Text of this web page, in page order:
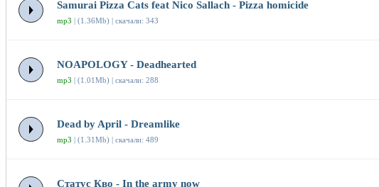
Samurai Pizza Cats feat Nico Sallach - Pizza homicide
mp3 | (1.36Mb) | скачали: 343
NOAPOLOGY - Deadhearted
mp3 | (1.01Mb) | скачали: 288
Dead by April - Dreamlike
mp3 | (1.31Mb) | скачали: 489
Статус Кво - In the army now